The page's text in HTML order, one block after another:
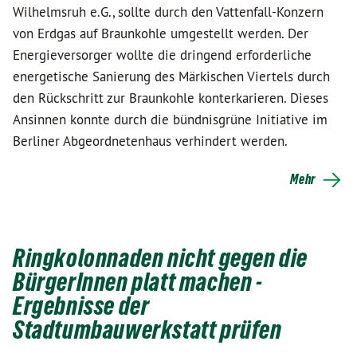
Wilhelmsruh e.G., sollte durch den Vattenfall-Konzern
von Erdgas auf Braunkohle umgestellt werden. Der
Energieversorger wollte die dringend erforderliche
energetische Sanierung des Märkischen Viertels durch
den Rückschritt zur Braunkohle konterkarieren. Dieses
Ansinnen konnte durch die bündnisgrüne Initiative im
Berliner Abgeordnetenhaus verhindert werden.
Mehr
Ringkolonnaden nicht gegen die
BürgerInnen platt machen -
Ergebnisse der
Stadtumbauwerkstatt prüfen